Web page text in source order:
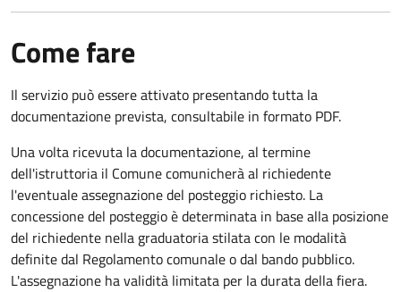
Come fare
Il servizio può essere attivato presentando tutta la
documentazione prevista, consultabile in formato PDF.
Una volta ricevuta la documentazione, al termine
dell'istruttoria il Comune comunicherà al richiedente
l'eventuale assegnazione del posteggio richiesto. La
concessione del posteggio è determinata in base alla posizione
del richiedente nella graduatoria stilata con le modalità
definite dal Regolamento comunale o dal bando pubblico.
L'assegnazione ha validità limitata per la durata della fiera.